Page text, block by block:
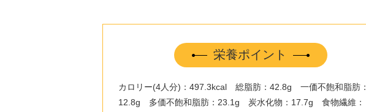
栄養ポイント
カロリー(4人分)：497.3kcal 総脂肪：42.8g 一価不飽和脂肪：
12.8g 多価不飽和脂肪：23.1g 炭水化物：17.7g 食物繊維：